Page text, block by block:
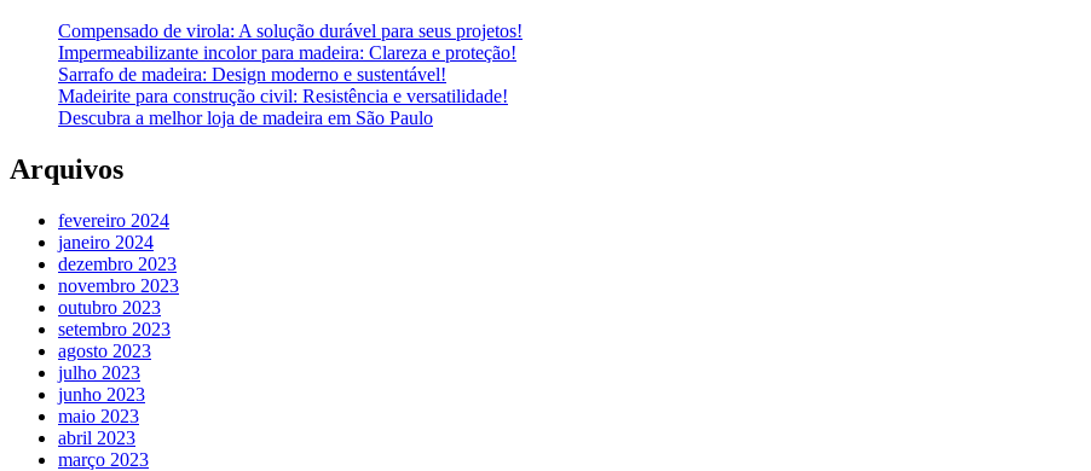
Compensado de virola: A solução durável para seus projetos!
Impermeabilizante incolor para madeira: Clareza e proteção!
Sarrafo de madeira: Design moderno e sustentável!
Madeirite para construção civil: Resistência e versatilidade!
Descubra a melhor loja de madeira em São Paulo
Arquivos
fevereiro 2024
janeiro 2024
dezembro 2023
novembro 2023
outubro 2023
setembro 2023
agosto 2023
julho 2023
junho 2023
maio 2023
abril 2023
março 2023